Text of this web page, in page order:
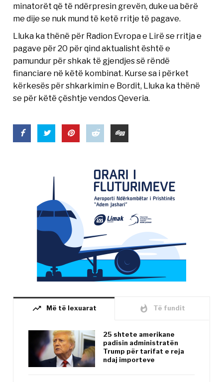
minatorët që të ndërpresin grevën, duke ua bërë
me dije se nuk mund të ketë rritje të pagave.
Lluka ka thënë për Radion Evropa e Lirë se rritja e
pagave për 20 për qind aktualisht është e
pamundur për shkak të gjendjes së rëndë
financiare në këtë kombinat. Kurse sa i përket
kërkesës për shkarkimin e Bordit, Lluka ka thënë
se për këtë çështje vendos Qeveria.
trending_up Më të lexuarat whatshot Të fundit
25 shtete amerikane
padisin administratën
Trump për tarifat e reja
ndaj importeve